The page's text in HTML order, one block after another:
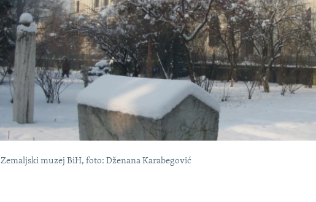
Zemaljski muzej BiH, foto: Dženana Karabegović